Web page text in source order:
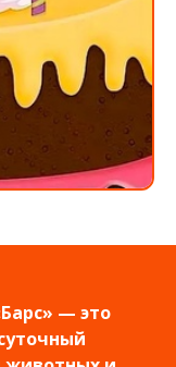
— это